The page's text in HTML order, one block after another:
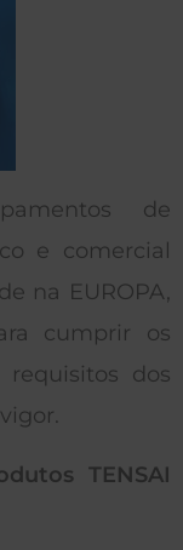
de
e comercial
na EUROPA,
cumprir os
dos
TENSAI